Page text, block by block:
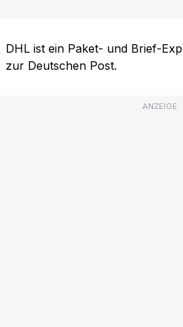
DHL ist ein Paket- und Brief-
zur Deutschen Post.
ANZEIGE